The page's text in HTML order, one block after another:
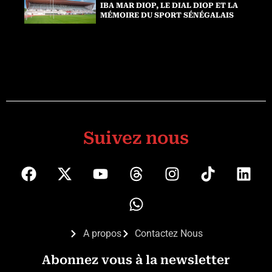
IBA MAR DIOP, LE DIAL DIOP ET LA
MÉMOIRE DU SPORT SÉNÉGALAIS
Suivez nous
A propos Contactez Nous
Abonnez vous à la newsletter